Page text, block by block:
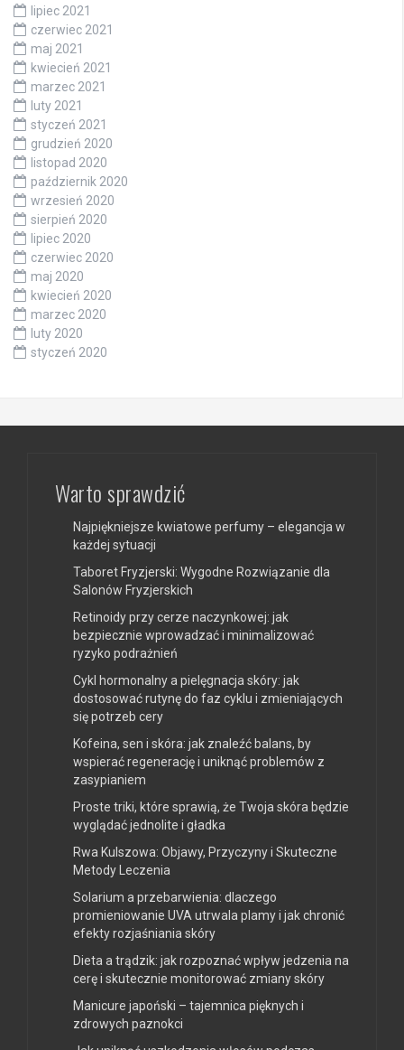
lipiec 2021
czerwiec 2021
maj 2021
kwiecień 2021
marzec 2021
luty 2021
styczeń 2021
grudzień 2020
listopad 2020
październik 2020
wrzesień 2020
sierpień 2020
lipiec 2020
czerwiec 2020
maj 2020
kwiecień 2020
marzec 2020
luty 2020
styczeń 2020
Warto sprawdzić
Najpiękniejsze kwiatowe perfumy – elegancja w
każdej sytuacji
Taboret Fryzjerski: Wygodne Rozwiązanie dla
Salonów Fryzjerskich
Retinoidy przy cerze naczynkowej: jak
bezpiecznie wprowadzać i minimalizować
ryzyko podrażnień
Cykl hormonalny a pielęgnacja skóry: jak
dostosować rutynę do faz cyklu i zmieniających
się potrzeb cery
Kofeina, sen i skóra: jak znaleźć balans, by
wspierać regenerację i uniknąć problemów z
zasypianiem
Proste triki, które sprawią, że Twoja skóra będzie
wyglądać jednolite i gładka
Rwa Kulszowa: Objawy, Przyczyny i Skuteczne
Metody Leczenia
Solarium a przebarwienia: dlaczego
promieniowanie UVA utrwala plamy i jak chronić
efekty rozjaśniania skóry
Dieta a trądzik: jak rozpoznać wpływ jedzenia na
cerę i skutecznie monitorować zmiany skóry
Manicure japoński – tajemnica pięknych i
zdrowych paznokci